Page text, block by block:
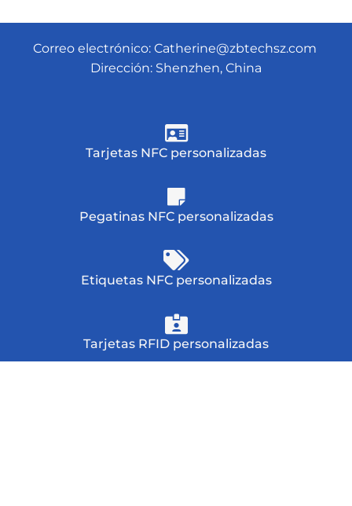
Correo electrónico: Catherine@zbtechsz.com
Dirección: Shenzhen, China
Tarjetas NFC personalizadas
Pegatinas NFC personalizadas
Etiquetas NFC personalizadas
Tarjetas RFID personalizadas